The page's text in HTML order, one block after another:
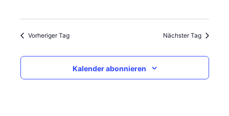
2026
und
wählen.
Vorheriger Tag Nächster Tag
Kalender abonnieren